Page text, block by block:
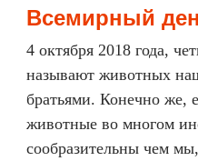
Всемирный
4 октября 2018 года,
называют животных
братьями. Конечно же,
животные во многом
сообразительны чем